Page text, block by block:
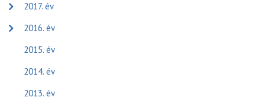
2017. év
2016. év
2015. év
2014. év
2013. év